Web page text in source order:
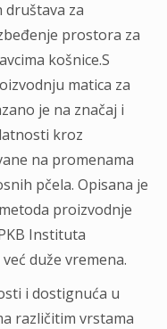
za
prostora za
košnice.S
matica za
je na značaj i
kroz
na promenama
pčela. Opisana je
proizvodnje
Instituta
duže vremena.
i dostignuća u
različitim vrstama